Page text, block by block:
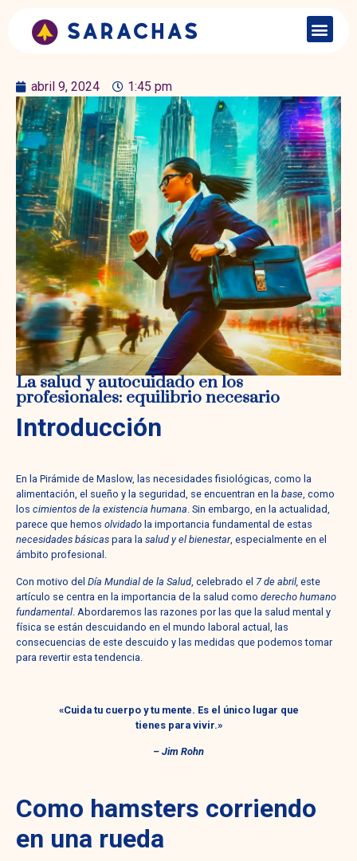
abril 9, 2024 1:45 pm
La salud y autocuidado en los
profesionales: equilibrio necesario
Introducción
En la Pirámide de Maslow, las necesidades fisiológicas, como la
alimentación, el sueño y la seguridad, se encuentran en la base, como
los cimientos de la existencia humana. Sin embargo, en la actualidad,
parece que hemos olvidado la importancia fundamental de estas
necesidades básicas para la salud y el bienestar, especialmente en el
ámbito profesional.
Con motivo del Día Mundial de la Salud , celebrado el 7 de abril, este
artículo se centra en la importancia de la salud como derecho humano
fundamental . Abordaremos las razones por las que la salud mental y
física se están descuidando en el mundo laboral actual, las
consecuencias de este descuido y las medidas que podemos tomar
para revertir esta tendencia.
«Cuida tu cuerpo y tu mente. Es el único lugar que
tienes para vivir.»
– Jim Rohn
Como hamsters corriendo
en una rueda